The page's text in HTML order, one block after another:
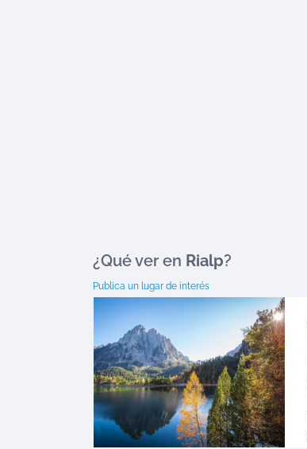
¿Qué ver en Rialp?
Publica un lugar de interés